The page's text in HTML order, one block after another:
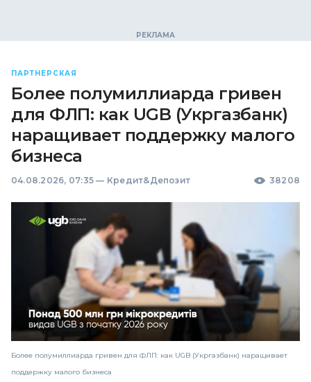
ПАРТНЕРСКАЯ
Более полумиллиарда гривен
для ФЛП: как UGB (Укргазбанк)
наращивает поддержку малого
бизнеса
04.08.2026, 07:35 — Кредит&Депозит 38208
Более полумиллиарда гривен для ФЛП: как UGB (Укргазбанк) наращивает
поддержку малого бизнеса